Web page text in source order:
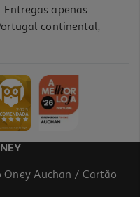
Frango E Arroz 3kg
apenas
continental,
Auchan / Cartão